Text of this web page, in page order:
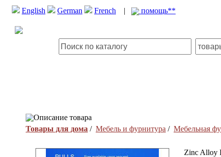
English German French | помощь**
Описание товара
Товары для дома / Мебель и фурнитура / Мебельная
Zinc Alloy